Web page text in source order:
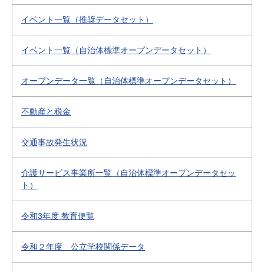
イベント一覧（推奨データセット）
イベント一覧（自治体標準オープンデータセット）
オープンデータ一覧（自治体標準オープンデータセット）
不動産と税金
交通事故発生状況
介護サービス事業所一覧（自治体標準オープンデータセッ
ト）
令和3年度 教育便覧
令和２年度 公立学校関係データ